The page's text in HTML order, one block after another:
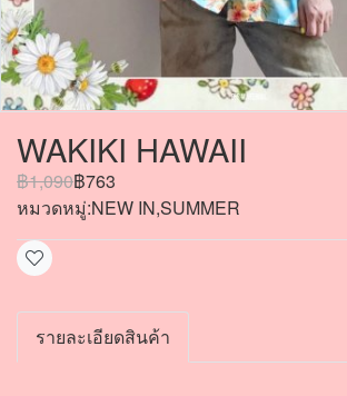
WAKIKI HAWAII
฿1,090฿763
หมวดหมู่:NEW IN,SUMMER
รายละเอียดสินค้า